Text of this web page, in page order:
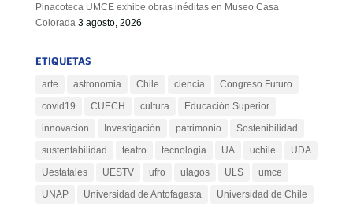
Pinacoteca UMCE exhibe obras inéditas en Museo Casa
Colorada 3 agosto, 2026
ETIQUETAS
arte astronomia Chile ciencia
Congreso Futuro
covid19
CUECH cultura
Educación Superior
innovacion
Investigación patrimonio
Sostenibilidad
sustentabilidad
teatro tecnologia UA uchile
UDA
Uestatales
UESTV ufro ulagos ULS
umce
UNAP
Universidad de Antofagasta
Universidad de Chile